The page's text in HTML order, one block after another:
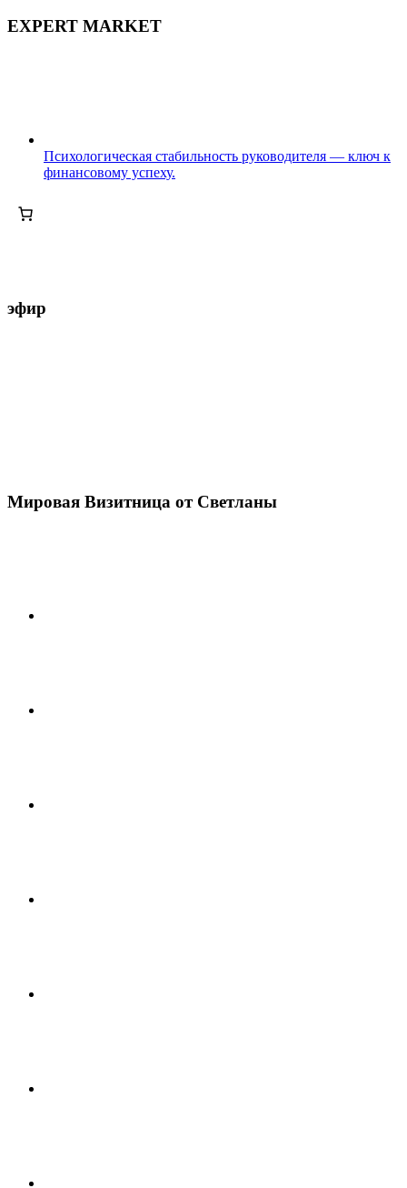
EXPERT MARKET
Психологическая стабильность руководителя — ключ к
финансовому успеху.
эфир
Мировая Визитница от Светланы